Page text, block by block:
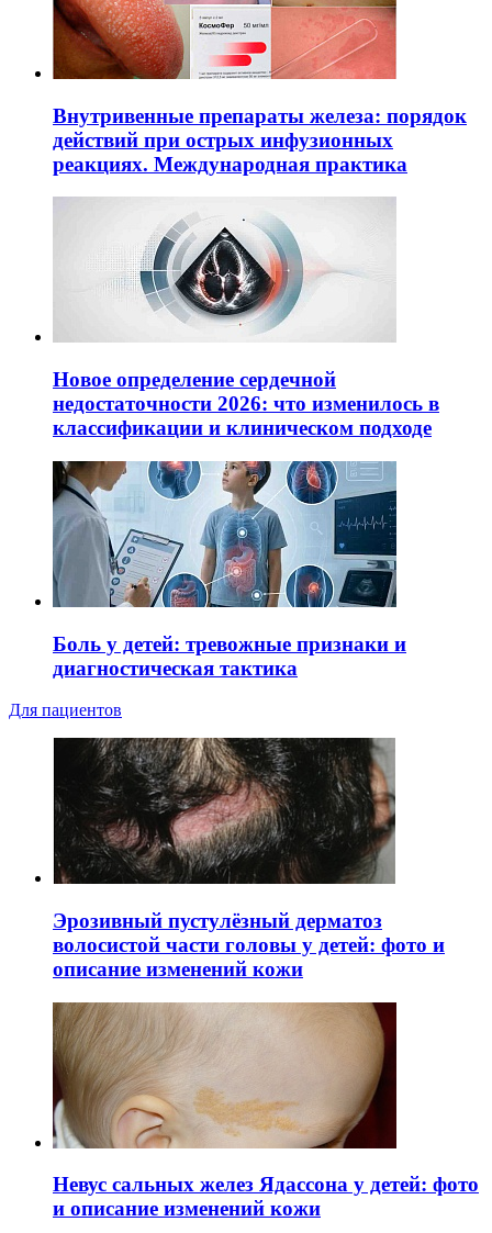
Внутривенные препараты железа: порядок
действий при острых инфузионных
реакциях. Международная практика
Новое определение сердечной
недостаточности 2026: что изменилось в
классификации и клиническом подходе
Боль у детей: тревожные признаки и
диагностическая тактика
Для пациентов
Эрозивный пустулёзный дерматоз
волосистой части головы у детей: фото и
описание изменений кожи
Невус сальных желез Ядассона у детей: фото
и описание изменений кожи